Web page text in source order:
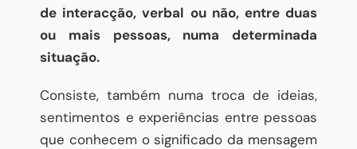
de interacção, verbal ou não, entre duas
ou mais pessoas, numa determinada
situação.
Consiste, também numa troca de ideias,
sentimentos e experiências entre pessoas
que conhecem o significado da mensagem